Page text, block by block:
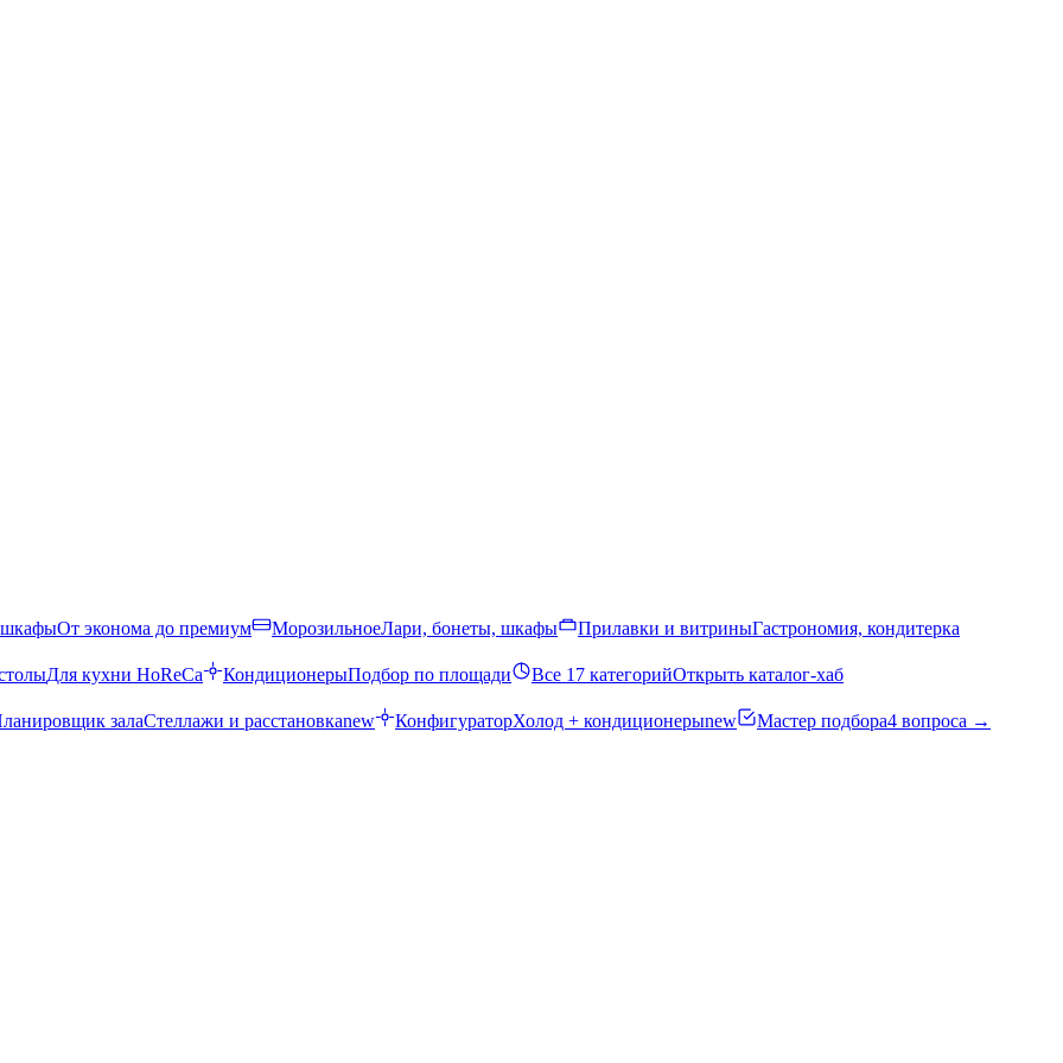
шкафыОт эконома до премиум МорозильноеЛари, бонеты, шкафы Прилавки и витриныГастрономия, кондитерка
Для кухни HoReCa КондиционерыПодбор по площади Все 17 категорийОткрыть каталог-хаб
залаСтеллажи и расстановкаnew КонфигураторХолод + кондиционерыnew Мастер подбора4 вопроса →